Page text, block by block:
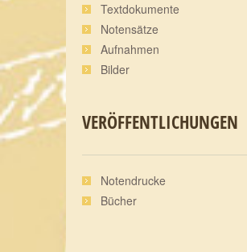
Textdokumente
Notensätze
Aufnahmen
Bilder
VERÖFFENTLICHUNGEN
Notendrucke
Bücher